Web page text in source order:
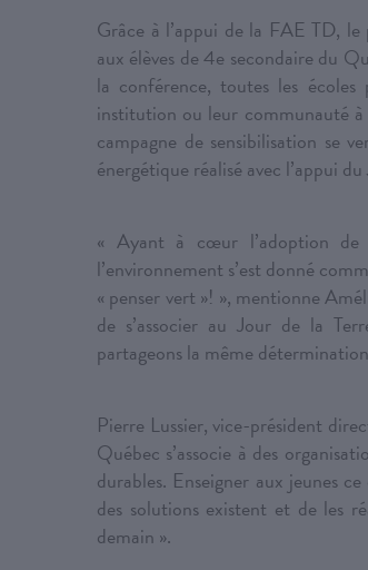
Grâce à l’appui de la FAE TD,
aux élèves de 4e secondaire du
la conférence, toutes les
institution ou leur communauté
campagne de sensibilisation se
énergétique réalisé avec l’appui
« Ayant à cœur l’adoption de
l’environnement s’est donné
« penser vert »! », mentionne
de s’associer au Jour de la
partageons la même
Pierre Lussier, vice-président
Québec s’associe à des
durables. Enseigner aux jeunes
des solutions existent et de les
demain ».